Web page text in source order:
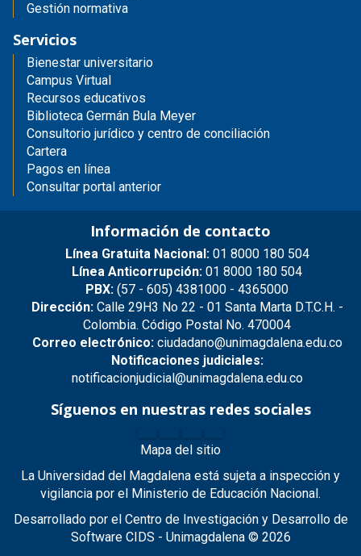
Gestión normativa
Servicios
Bienestar universitario
Campus Virtual
Recursos educativos
Biblioteca Germán Bula Meyer
Consultorio jurídico y centro de conciliación
Cartera
Pagos en línea
Consultar portal anterior
Información de contacto
Línea Gratuita Nacional:01 8000 180 504
Línea Anticorrupción: 01 8000 180 504
PBX: (57 - 605) 4381000 - 4365000
Dirección:Calle 29H3 No 22 - 01 Santa Marta D.T.C.H. -
Colombia. Código Postal No. 470004
Correo electrónico:ciudadano@unimagdalena.edu.co
Notificaciones judiciales:
notificacionjudicial@unimagdalena.edu.co
Síguenos en nuestras redes sociales
Mapa del sitio
La Universidad del Magdalena está sujeta a inspección y
vigilancia por el Ministerio de Educación Nacional.
Desarrollado por el Centro de Investigación y Desarrollo de
Software CIDS - Unimagdalena © 2026